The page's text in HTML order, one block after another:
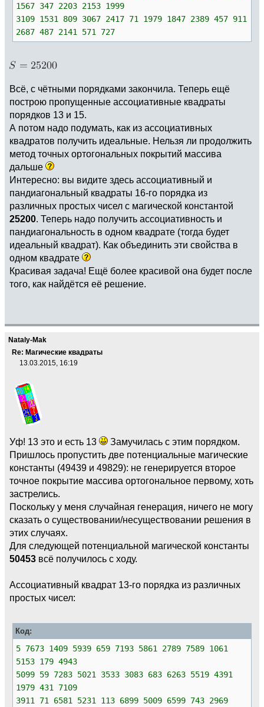
1567 347 2203 2153 1999
3109 1531 809 3067 2417 71 1979 1847 2389 457 911
2687 487 2141 571 727
Всё, с чётными порядками закончила. Теперь ещё
построю пропущенные ассоциативные квадраты
порядков 13 и 15.
А потом надо подумать, как из ассоциативных
квадратов получить идеальные. Нельзя ли продолжить
метод точных ортогональных покрытий массива
дальше
Интересно: вы видите здесь ассоциативный и
пандиагональный квадраты 16-го порядка из
различных простых чисел с магической константой
25200. Теперь надо получить ассоциативность и
пандиагональность в одном квадрате (тогда будет
идеальный квадрат). Как объединить эти свойства в
одном квадрате
Красивая задача! Ещё более красивой она будет после
того, как найдётся её решение.
Nataly-Mak
Re: Магические квадраты
13.03.2015, 16:19
Уф! 13 это и есть 13
Замучилась с этим порядком.
Пришлось пропустить две потенциальные магические
константы (49439 и 49829): не генерируется второе
точное покрытие массива ортогональное первому, хоть
застрелись.
Поскольку у меня случайная генерация, ничего не могу
сказать о существовании/несуществовании решения в
этих случаях.
Для следующей потенциальной магической константы
50453 всё получилось с ходу.
Ассоциативный квадрат 13-го порядка из различных
простых чисел:
Код:
5 7673 1409 5939 659 7193 5861 2789 7589 1061
5153 179 4943
5099 59 7283 5021 3533 3083 683 6263 5519 4391
1979 431 7109
3911 71 6581 5231 113 6899 5009 6599 743 2969